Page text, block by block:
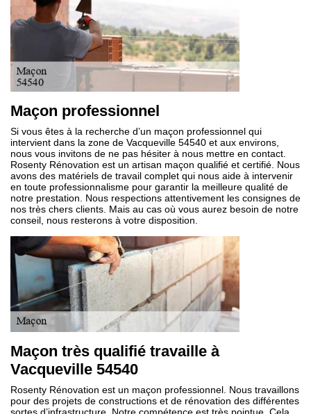
Maçon professionnel
Si vous êtes à la recherche d’un maçon professionnel qui
intervient dans la zone de Vacqueville 54540 et aux environs,
nous vous invitons de ne pas hésiter à nous mettre en contact.
Rosenty Rénovation est un artisan maçon qualifié et certifié. Nous
avons des matériels de travail complet qui nous aide à intervenir
en toute professionnalisme pour garantir la meilleure qualité de
notre prestation. Nous respections attentivement les consignes de
nos très chers clients. Mais au cas où vous aurez besoin de notre
conseil, nous resterons à votre disposition.
Maçon très qualifié travaille à
Vacqueville 54540
Rosenty Rénovation est un maçon professionnel. Nous travaillons
pour des projets de constructions et de rénovation des différentes